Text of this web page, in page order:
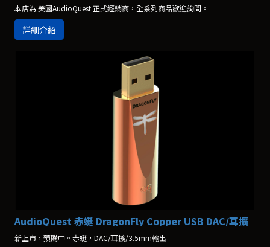
本店為 美國AudioQuest 正式經銷商，全系列商品歡迎詢問。
詳細介紹
AudioQuest 赤蜓 DragonFly Copper USB DAC/耳擴
新上市，預購中。赤蜓，DAC/耳擴/3.5mm輸出